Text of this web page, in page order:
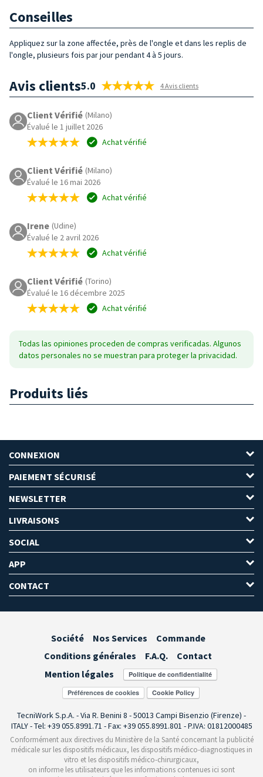
Conseilles
Appliquez sur la zone affectée, près de l'ongle et dans les replis de
l'ongle, plusieurs fois par jour pendant 4 à 5 jours.
Avis clients5.0 4 Avis clients
Client Vérifié (Milano)
Évalué le 1 juillet 2026
Achat vérifié
Client Vérifié (Milano)
Évalué le 16 mai 2026
Achat vérifié
Irene (Udine)
Évalué le 2 avril 2026
Achat vérifié
Client Vérifié (Torino)
Évalué le 16 décembre 2025
Achat vérifié
Todas las opiniones proceden de compras verificadas. Algunos
datos personales no se muestran para proteger la privacidad.
Produits liés
CONNEXION
PAIEMENT SÉCURISÉ
NEWSLETTER
LIVRAISONS
SOCIAL
APP
CONTACT
Société Nos Services
Commande
Conditions générales
F.A.Q.
Contact
Mention légales
Préférences de cookies
TecniWork S.p.A. - Via R. Benini 8 - 50013 Campi Bisenzio (Firenze) -
ITALY - Tel: +39 055.8991.71 - Fax: +39 055.8991.801 - P.IVA: 01812000485
Conformément aux directives du Ministère de la Santé concernant la publicité
médicale sur les dispositifs médicaux, les dispositifs médico-diagnostiques in
vitro et les dispositifs médico-chirurgicaux,
on informe les utilisateurs que les informations contenues ici sont